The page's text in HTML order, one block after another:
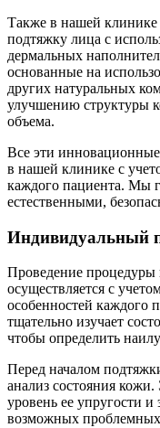
Также в нашей
подтяжку лица с
дермальных
основанные на
других натуральных
улучшению структуры
объема.
Все эти
в нашей клинике с
каждого пациента. Мы
естественными,
Индивидуальный
Проведение процедуры
осуществляется с
особенностей каждого
тщательно изучает
чтобы определить
Перед началом
анализ состояния кожи.
уровень ее упругости
возможных